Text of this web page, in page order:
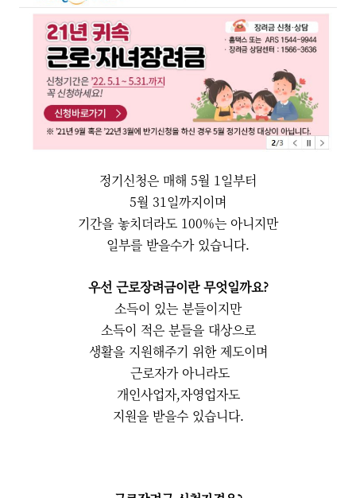
정기신청은 매해 5월 1일부터
5월 31일까지이며
기간을 놓치더라도 100%는 아니지만
일부를 받을수가 있습니다.
우선 근로장려금이란 무엇일까요?
소득이 있는 분들이지만
소득이 적은 분들을 대상으로
생활을 지원해주기 위한 제도이며
근로자가 아니라도
개인사업자,자영업자도
지원을 받을수 있습니다.